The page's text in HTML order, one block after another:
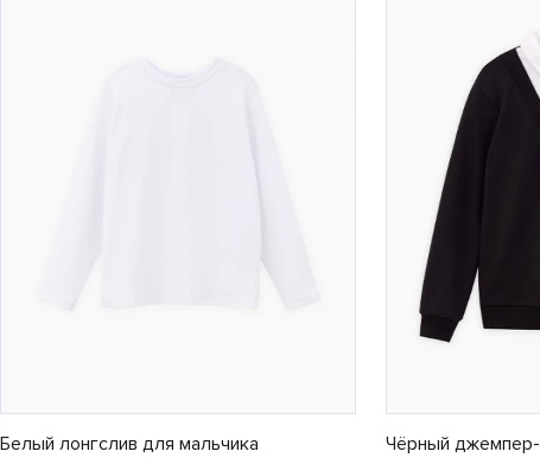
Белый лонгслив для мальчика
Чёрный